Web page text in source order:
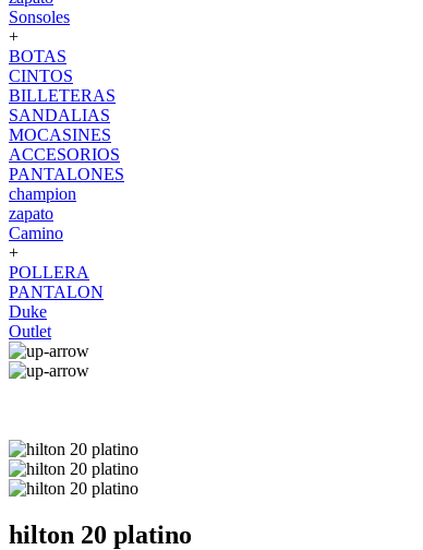
Sonsoles
+
BOTAS
CINTOS
BILLETERAS
SANDALIAS
MOCASINES
ACCESORIOS
PANTALONES
champion
zapato
Camino
+
POLLERA
PANTALON
Duke
Outlet
hilton 20 platino